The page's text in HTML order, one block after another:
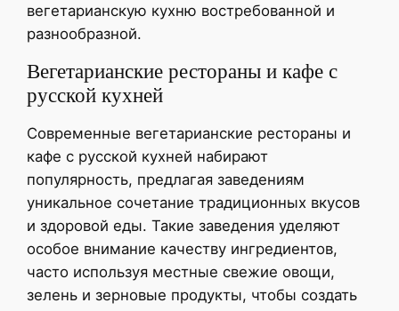
вегетарианскую кухню востребованной и
разнообразной.
Вегетарианские рестораны и кафе с
русской кухней
Современные вегетарианские рестораны и
кафе с русской кухней набирают
популярность, предлагая заведениям
уникальное сочетание традиционных вкусов
и здоровой еды. Такие заведения уделяют
особое внимание качеству ингредиентов,
часто используя местные свежие овощи,
зелень и зерновые продукты, чтобы создать